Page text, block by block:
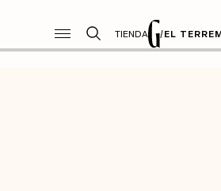
TIENDA /EL